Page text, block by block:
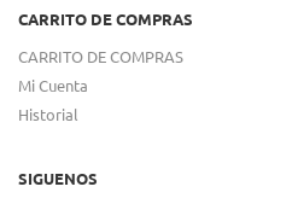
CARRITO DE COMPRAS
CARRITO DE COMPRAS
Mi Cuenta
Historial
SIGUENOS